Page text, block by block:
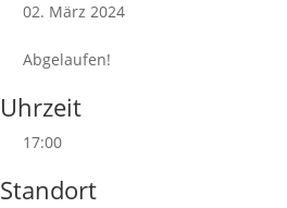
02. März 2024
Abgelaufen!
Uhrzeit
17:00
Standort